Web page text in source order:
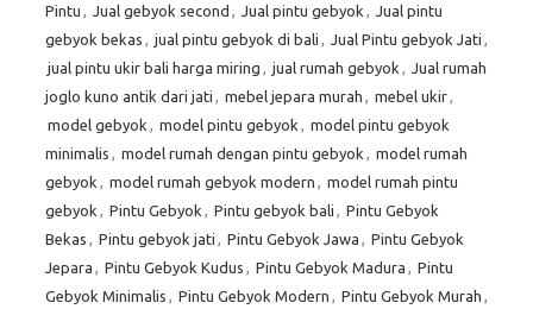
Pintu , Jual gebyok second , Jual pintu gebyok , Jual pintu
gebyok bekas , jual pintu gebyok di bali , Jual Pintu gebyok Jati ,
jual pintu ukir bali harga miring , jual rumah gebyok , Jual rumah
joglo kuno antik dari jati , mebel jepara murah , mebel ukir,
model gebyok , model pintu gebyok , model pintu gebyok
minimalis , model rumah dengan pintu gebyok , model rumah
gebyok , model rumah gebyok modern , model rumah pintu
gebyok , Pintu Gebyok , Pintu gebyok bali , Pintu Gebyok
Bekas , Pintu gebyok jati , Pintu Gebyok Jawa , Pintu Gebyok
Jepara , Pintu Gebyok Kudus , Pintu Gebyok Madura , Pintu
Gebyok Minimalis , Pintu Gebyok Modern , Pintu Gebyok Murah ,